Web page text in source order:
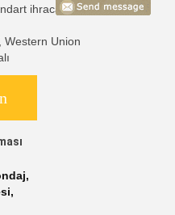
ihracat paket
Western Union
,
,